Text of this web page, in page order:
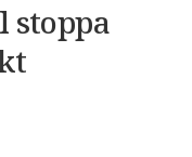
stoppa